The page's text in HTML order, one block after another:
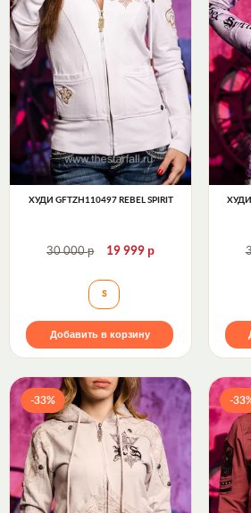
ХУДИ GFTZH110497 REBEL SPIRIT
30 000р 19 999р
Худи GFTZH110497 Rebel
S
Добавить в корзину
ХУДИ
-33% -